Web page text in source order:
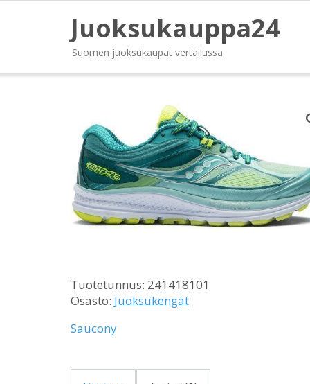
Juoksukauppa24
Suomen juoksukaupat vertailussa
Tuotetunnus: 241418101
Osasto: Juoksukengät
Saucony